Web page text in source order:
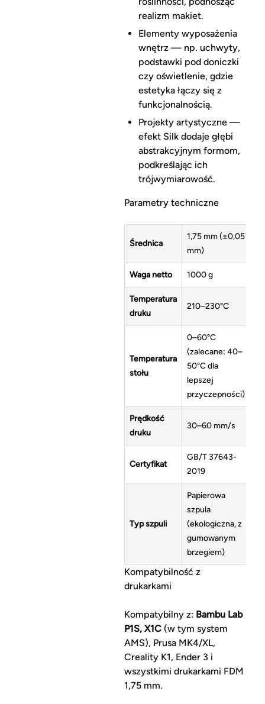
realizm makiet.
Elementy wyposażenia
wnętrz — np. uchwyty,
podstawki pod doniczki
czy oświetlenie, gdzie
estetyka łączy się z
funkcjonalnością.
Projekty artystyczne —
efekt Silk dodaje głębi
abstrakcyjnym formom,
podkreślając ich
trójwymiarowość.
Parametry techniczne
Średnica
1,75 mm (±0,05
mm)
Waga netto 1000 g
Temperatura
druku
210–230°C
Temperatura
stołu
0–60°C
(zalecane: 40–
50°C dla
lepszej
przyczepności)
Prędkość
druku
30–60 mm/s
Certyfikat
GB/T 37643-
2019
Typ szpuli
Papierowa
szpula
(ekologiczna, z
gumowanym
brzegiem)
Kompatybilność z
drukarkami
Kompatybilny z: Bambu Lab
P1S, X1C(w tym system
AMS), Prusa MK4/XL,
Creality K1, Ender 3 i
wszystkimi drukarkami FDM
1,75 mm.